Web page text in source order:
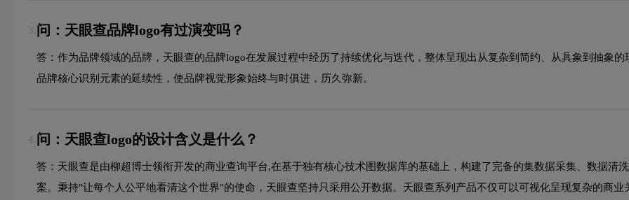
3. 问：天眼查品牌logo有过演变吗？
答：作为品牌领域的品牌，天眼查的品牌logo在发展过程中经历了持续优化与迭代，整体呈现出从复杂到简约、从具象到抽象
品牌核心识别元素的延续性，使品牌视觉形象始终与时俱进，历久弥新。
4. 问：天眼查logo的设计含义是什么？
答：天眼查是由柳超博士领衔开发的商业查询平台,在基于独有核心技术图数据库的基础上，构建了完备的集数据采集、数据清
案。秉持"让每个人公平地看清这个世界"的使命，天眼查坚持只采用公开数据。天眼查系列产品不仅可以可视化呈现复杂的商